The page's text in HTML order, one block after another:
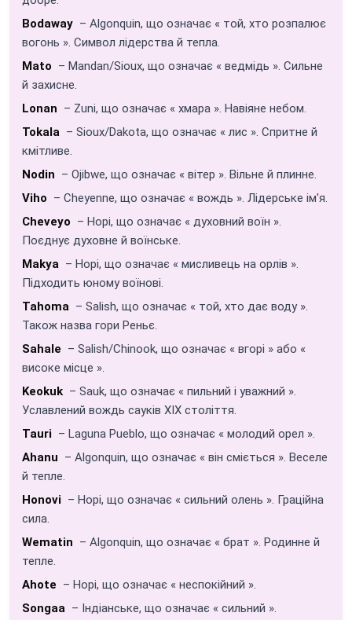
Bodaway – Algonquin, що означає « той, хто розпалює
вогонь ». Символ лідерства й тепла.
Mato – Mandan/Sioux, що означає « ведмідь ». Сильне
й захисне.
Lonan – Zuni, що означає « хмара ». Навіяне небом.
Tokala – Sioux/Dakota, що означає « лис ». Спритне й
кмітливе.
Nodin – Ojibwe, що означає « вітер ». Вільне й плинне.
Viho – Cheyenne, що означає « вождь ». Лідерське ім'я.
Cheveyo – Hopi, що означає « духовний воїн ».
Поєднує духовне й воїнське.
Makya – Hopi, що означає « мисливець на орлів ».
Підходить юному воїнові.
Tahoma – Salish, що означає « той, хто дає воду ».
Також назва гори Реньє.
Sahale – Salish/Chinook, що означає « вгорі » або «
високе місце ».
Keokuk – Sauk, що означає « пильний і уважний ».
Уславлений вождь сауків XIX століття.
Tauri – Laguna Pueblo, що означає « молодий орел ».
Ahanu – Algonquin, що означає « він сміється ». Веселе
й тепле.
Honovi – Hopi, що означає « сильний олень ». Граційна
сила.
Wematin – Algonquin, що означає « брат ». Родинне й
тепле.
Ahote – Hopi, що означає « неспокійний ».
Songaa – Індіанське, що означає « сильний ».